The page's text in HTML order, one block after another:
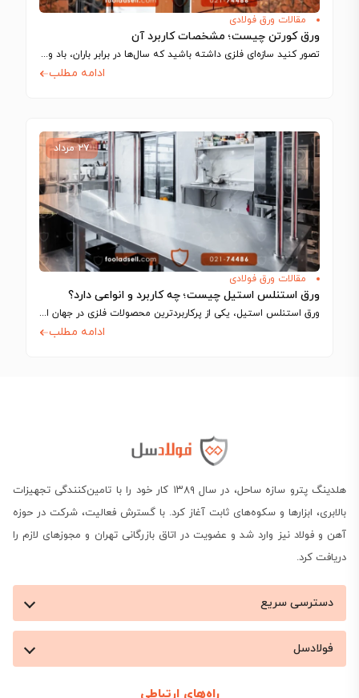
مقالات ورق فولادی
ورق کورتن چیست؛ مشخصات کاربرد آن
تصور کنید سازه‌ای فلزی داشته باشید که سال‌ها در برابر باران، باد و نور…
ادامه مطلب
۲۷ مرداد
مقالات ورق فولادی
ورق استنلس استیل چیست؛ چه کاربرد و انواعی دارد؟
ورق استنلس استیل، یکی از پرکاربردترین محصولات فلزی در جهان است که به دلیل…
ادامه مطلب
هلدینگ پترو سازه ساحل، در سال ۱۳۸۹ کار خود را با تامین‌کنندگی تجهیزات
بالابری، ابزارها و سکوه‌های ثابت آغاز کرد. با گسترش فعالیت، شرکت در حوزه
آهن و فولاد نیز وارد شد و عضویت در اتاق بازرگانی تهران و مجوزهای لازم را
دریافت کرد.
دسترسی سریع
فولادسل
راه‌های ارتباطی